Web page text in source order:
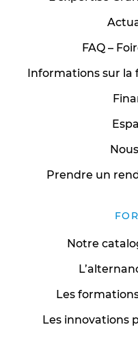
FAQ –
Informations sur
Prendre un
Notre
Les
Les innovations